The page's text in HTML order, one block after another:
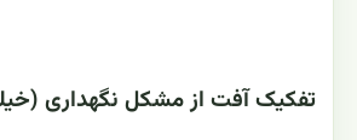
تفکیک آفت از مشکل نگهداری